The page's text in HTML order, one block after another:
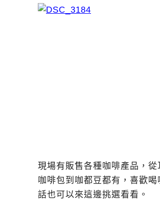
現場有販售各種咖啡產品，從
咖啡包到咖都豆都有，喜歡喝
話也可以來這邊挑選看看。